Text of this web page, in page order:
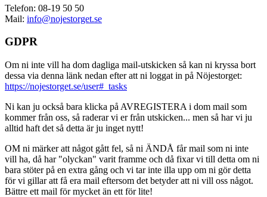
Telefon: 08-19 50 50
Mail: info@nojestorget.se
GDPR
Om ni inte vill ha dom dagliga mail-utskicken så kan ni kryssa bort
dessa via denna länk nedan efter att ni loggat in på Nöjestorget:
https://nojestorget.se/user#_tasks
Ni kan ju också bara klicka på AVREGISTERA i dom mail som
kommer från oss, så raderar vi er från utskicken... men så har vi ju
alltid haft det så detta är ju inget nytt!
OM ni märker att något gått fel, så ni ÄNDÅ får mail som ni inte
vill ha, då har "olyckan" varit framme och då fixar vi till detta om ni
bara stöter på en extra gång och vi tar inte illa upp om ni gör detta
för vi gillar att få era mail eftersom det betyder att ni vill oss något.
Bättre ett mail för mycket än ett för lite!